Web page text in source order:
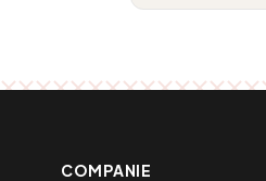
COMPANIE